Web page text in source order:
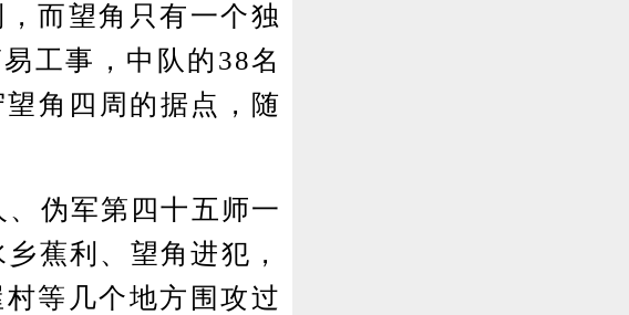
而望角只有一个独
工事，中队的38名
角四周的据点，随
伪军第四十五师一
蕉利、望角进犯，
等几个地方围攻过